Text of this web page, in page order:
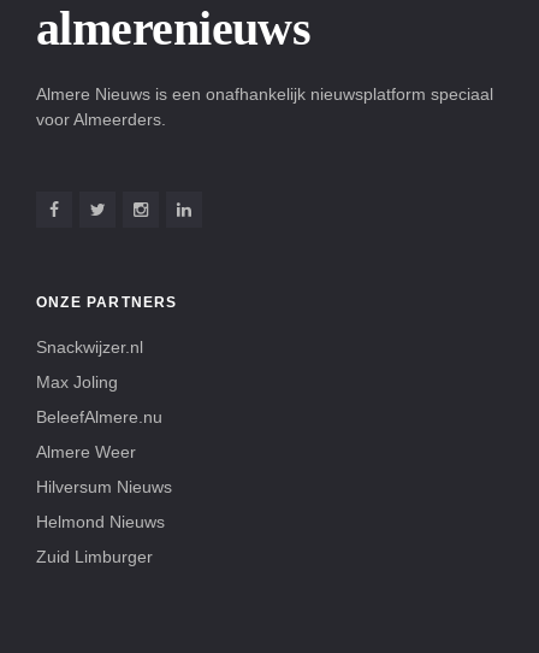
almerenieuws
Almere Nieuws is een onafhankelijk nieuwsplatform speciaal
voor Almeerders.
ONZE PARTNERS
Snackwijzer.nl
Max Joling
BeleefAlmere.nu
Almere Weer
Hilversum Nieuws
Helmond Nieuws
Zuid Limburger